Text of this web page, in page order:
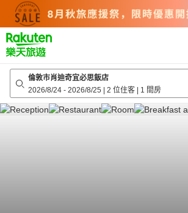
top
page
倫敦市肖迪奇宜必思飯店
2026/8/24 - 2026/8/25 | 2 位住客 | 1 間房